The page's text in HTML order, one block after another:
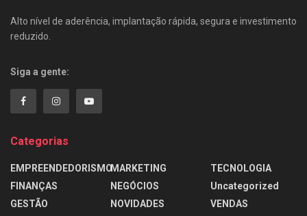
Alto nível de aderência, implantação rápida, segura e investimento
reduzido.
Siga a gente:
Categorias
EMPREENDEDORISMO
FINANÇAS
GESTÃO
MARKETING
NEGÓCIOS
NOVIDADES
TECNOLOGIA
Uncategorized
VENDAS